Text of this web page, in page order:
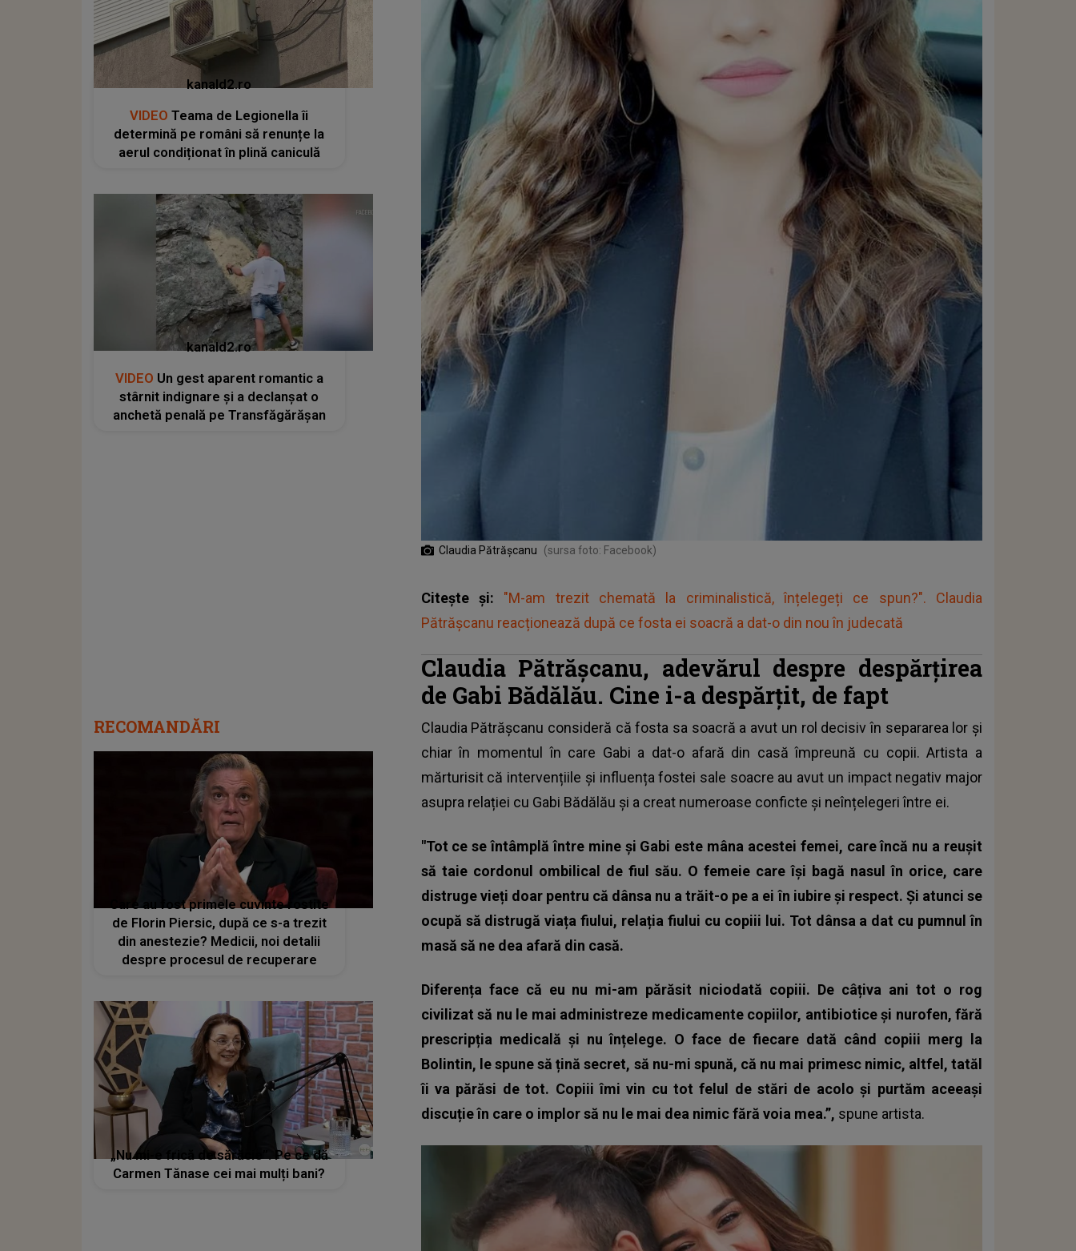
Claudia Pătrășcanu (sursa foto: Facebook)
Citește și: "M-am trezit chemată la criminalistică, înțelegeți ce spun?". Claudia
Pătrășcanu reacționează după ce fosta ei soacră a dat-o din nou în judecată
Claudia Pătrășcanu, adevărul despre despărțirea
de Gabi Bădălău. Cine i-a despărțit, de fapt
Claudia Pătrășcanu consideră că fosta sa soacră a avut un rol decisiv în separarea lor și
chiar în momentul în care Gabi a dat-o afară din casă împreună cu copii. Artista a
mărturisit că intervențiile și influența fostei sale soacre au avut un impact negativ major
asupra relației cu Gabi Bădălău și a creat numeroase conficte și neînțelegeri între ei.
"Tot ce se întâmplă între mine și Gabi este mâna acestei femei, care încă nu a reușit
să taie cordonul ombilical de fiul său. O femeie care își bagă nasul în orice, care
distruge vieți doar pentru că dânsa nu a trăit-o pe a ei în iubire și respect. Și atunci se
ocupă să distrugă viața fiului, relația fiului cu copiii lui. Tot dânsa a dat cu pumnul în
masă să ne dea afară din casă.
Diferența face că eu nu mi-am părăsit niciodată copiii. De câțiva ani tot o rog
civilizat să nu le mai administreze medicamente copiilor, antibiotice și nurofen, fără
prescripția medicală și nu înțelege. O face de fiecare dată când copiii merg la
Bolintin, le spune să țină secret, să nu-mi spună, că nu mai primesc nimic, altfel, tatăl
îi va părăsi de tot. Copiii îmi vin cu tot felul de stări de acolo și purtăm aceeași
discuție în care o implor să nu le mai dea nimic fără voia mea.”, spune artista.
kanald2.ro
VIDEO Teama de Legionella îi
determină pe români să renunțe la
aerul condiționat în plină caniculă
kanald2.ro
VIDEO Un gest aparent romantic a
stârnit indignare și a declanșat o
anchetă penală pe Transfăgărășan
RECOMANDĂRI
Care au fost primele cuvinte rostite
de Florin Piersic, după ce s-a trezit
din anestezie? Medicii, noi detalii
despre procesul de recuperare
„Nu mi-e frică de sărăcie”. Pe ce dă
Carmen Tănase cei mai mulți bani?